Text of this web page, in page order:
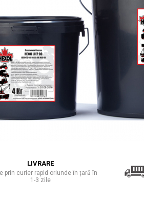
Camioane
Motociclete
Utilaje
Utilaje Agricole
Vehicule
LIVRARE
prin curier rapid oriunde în țară în
1-3 zile